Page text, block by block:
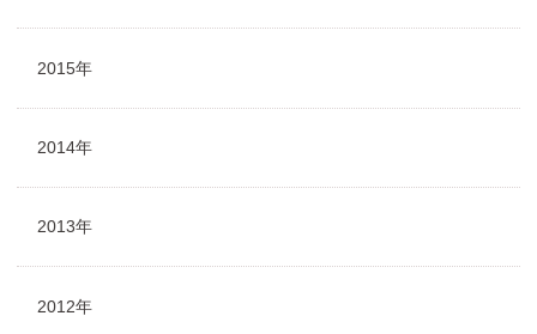
2015年
2014年
2013年
2012年